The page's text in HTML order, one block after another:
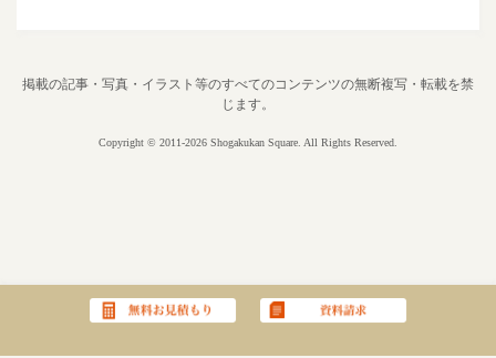
掲載の記事・写真・イラスト等のすべてのコンテンツの無断複写・転載を禁
じます。
Copyright © 2011-2026 Shogakukan Square. All Rights Reserved.